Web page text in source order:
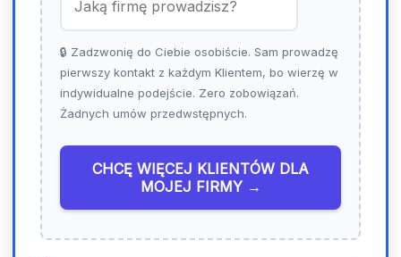
8
🔒 Zadzwonię do Ciebie osobiście. Sam prowadzę
pierwszy kontakt z każdym Klientem, bo wierzę w
indywidualne podejście. Zero zobowiązań.
Żadnych umów przedwstępnych.
CHCĘ WIĘCEJ KLIENTÓW DLA
MOJEJ FIRMY →